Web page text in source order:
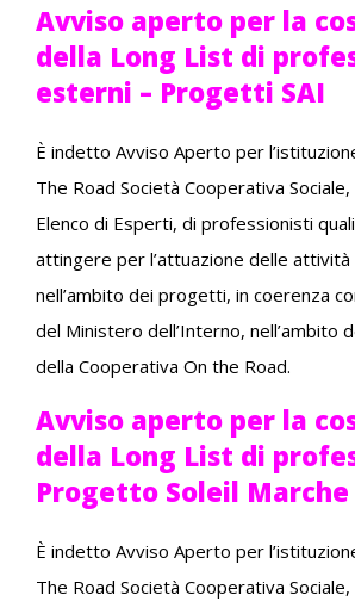
Avviso aperto per la
della Long List di
esterni – Progetti SAI
È indetto Avviso Aperto per
The Road Società Cooperativa
Elenco di Esperti, di professionisti
attingere per l’attuazione delle
nell’ambito dei progetti, in coerenza
del Ministero dell’Interno, nell’ambito
della Cooperativa On the Road.
Avviso aperto per la
della Long List di
Progetto Soleil Marche
È indetto Avviso Aperto per
The Road Società Cooperativa